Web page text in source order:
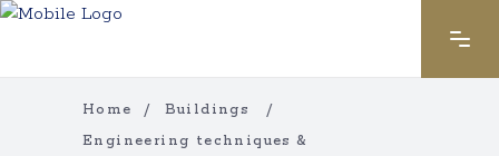
Home / Buildings
/
Engineering techniques &